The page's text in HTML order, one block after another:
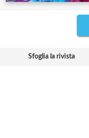
Sfoglia la rivista